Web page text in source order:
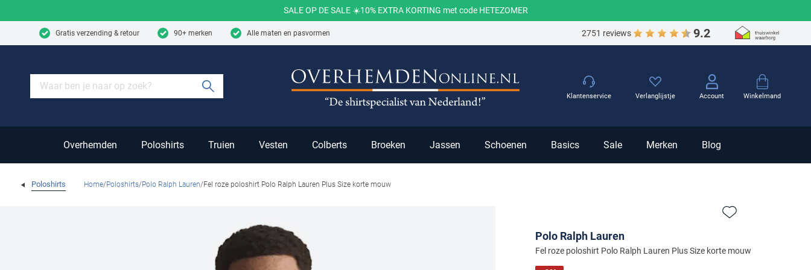
SALE OP DE SALE ☀️10% EXTRA KORTING met code HETEZOMER
Gratis verzending & retour 90+ merken Alle maten en pasvormen 2751 reviews 9.2
Winkelmand
Overhemden Poloshirts Truien Vesten Colberts Broeken Jassen Schoenen Basics Sale Merken Blog
Klantenservice Verlanglijstje Account
Poloshirts Home Poloshirts Polo Ralph Lauren Fel roze poloshirt Polo Ralph Lauren Plus Size korte mouw
Polo Ralph Lauren
Fel roze poloshirt Polo Ralph Lauren Plus Size korte mouw
Zet bij favorieten